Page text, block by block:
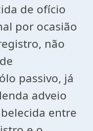
de ofício
por ocasião
não
passivo, já
adveio
entre